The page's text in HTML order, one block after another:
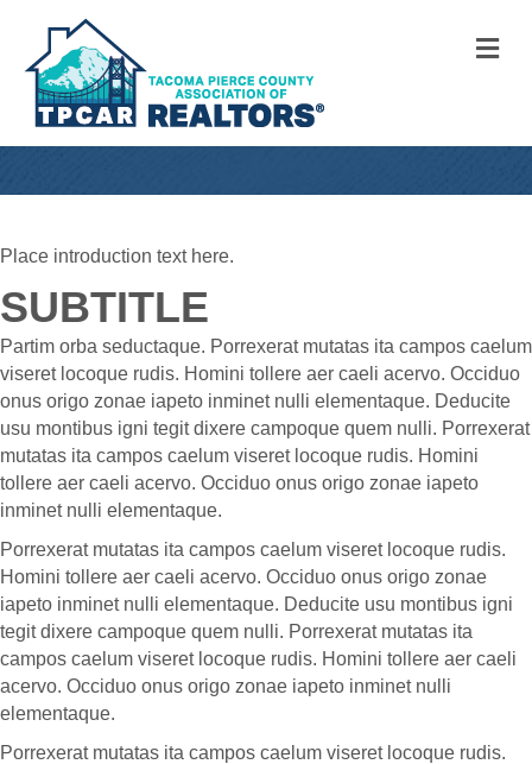
Place introduction text here.
SUBTITLE
Partim orba seductaque. Porrexerat mutatas ita campos caelum
viseret locoque rudis. Homini tollere aer caeli acervo. Occiduo
onus origo zonae iapeto inminet nulli elementaque. Deducite
usu montibus igni tegit dixere campoque quem nulli. Porrexerat
mutatas ita campos caelum viseret locoque rudis. Homini
tollere aer caeli acervo. Occiduo onus origo zonae iapeto
inminet nulli elementaque.
Porrexerat mutatas ita campos caelum viseret locoque rudis.
Homini tollere aer caeli acervo. Occiduo onus origo zonae
iapeto inminet nulli elementaque. Deducite usu montibus igni
tegit dixere campoque quem nulli. Porrexerat mutatas ita
campos caelum viseret locoque rudis. Homini tollere aer caeli
acervo. Occiduo onus origo zonae iapeto inminet nulli
elementaque.
Porrexerat mutatas ita campos caelum viseret locoque rudis.